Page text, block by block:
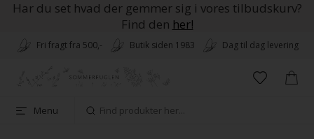
Har du set hvad der gemmer sig i vores tilbudskurv?
Find den her!
Fri fragt fra 500,- Butik siden 1983 Dag til dag levering
Menu